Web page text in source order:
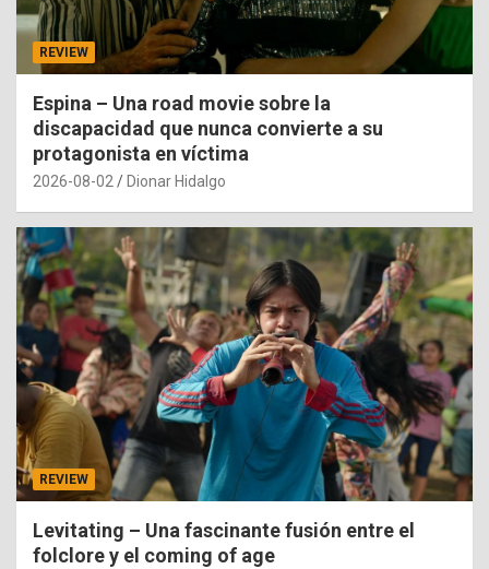
REVIEW
Espina – Una road movie sobre la
discapacidad que nunca convierte a su
protagonista en víctima
2026-08-02 Dionar Hidalgo
REVIEW
Levitating – Una fascinante fusión entre el
folclore y el coming of age